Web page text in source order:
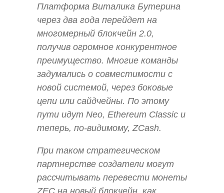
Платформа Виталика Бутерина
через два года перейдет на
многомерный блокчейн 2.0,
получив огромное конкурентное
преимущество. Многие команды
задумались о совместимости с
новой системой, через боковые
цепи или сайдчейны. По этому
пути идут Neo, Ethereum Classic и
теперь, по-видимому, ZCash.
При таком стратегическом
партнерстве создатели могут
рассчитывать перевести монеты
ZEC на новый блокчейн, как